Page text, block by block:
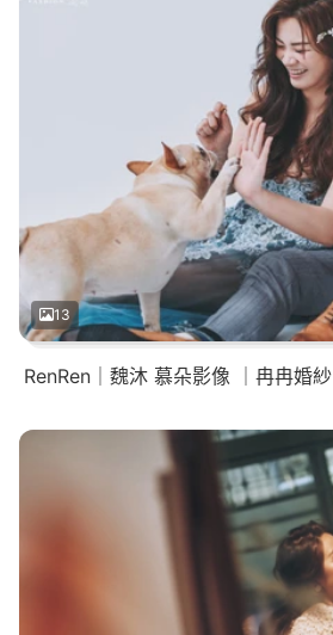
13
RenRen｜魏沐 慕朵影像 ｜冉冉婚紗